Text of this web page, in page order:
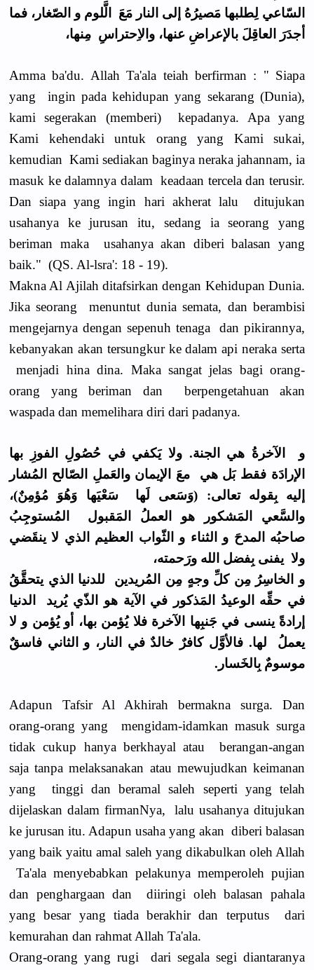
السّاعي لِطلبها مَصيرُهُ إلى النار مَعَ الَّلوم و الصّغار، فما
أجدَرَ العاقِلَ بالإعراضِ عنها، والاِحتراسِ مِنها،
Amma ba'du. Allah Ta'ala teiah berfirman : " Siapa
yang ingin pada kehidupan yang sekarang (Dunia),
kami segerakan (memberi) kepadanya. Apa yang
Kami kehendaki untuk orang yang Kami sukai,
kemudian Kami sediakan baginya neraka jahannam, ia
masuk ke dalamnya dalam keadaan tercela dan terusir.
Dan siapa yang ingin hari akherat lalu ditujukan
usahanya ke jurusan itu, sedang ia seorang yang
beriman maka usahanya akan diberi balasan yang
baik." (QS. Al-lsra': 18 - 19).
Makna Al Ajilah ditafsirkan dengan Kehidupan Dunia.
Jika seorang menuntut dunia semata, dan berambisi
mengejarnya dengan sepenuh tenaga dan pikirannya,
kebanyakan akan tersungkur ke dalam api neraka serta
menjadi hina dina. Maka sangat jelas bagi orang-
orang yang beriman dan berpengetahuan akan
waspada dan memelihara diri dari padanya.
و الآخرةُ هي الجنة. ولا يَكفي في حُصُولِ الفوزِ بها
الإرادَة فقط بَل هي معَ الإيمان والعَملِ الصّالح المُشار
إليه بِقوله تعالى: (وَسَعى لَها سَعْيَها وَهُوَ مُؤمِنٌ)،
والسَّعي المَشكور هو العملُ المَقبول المُستوجِبُ
صاحبُه المدحَ و الثناء و الثّواب العظيم الذي لا ينقَضي
ولا يفنى بِفضل الله ورَحمته،
و الخاسِرُ مِن كلِّ وجهٍ مِن المُريدين للدنيا الذي يتحقَّقُ
في حقِّه الوعيدُ المَذكور في الآية هو الذّي يُريد الدنيا
إرادةً ينسى في جَنبِها الآخرة فلا يُؤمن بها، أو يُؤمن و لا
يعملُ لها. فالأوَّل كافرٌ خالدٌ في النار، و الثاني فاسقٌ
موسومٌ بِالخَسار.
Adapun Tafsir Al Akhirah bermakna surga. Dan
orang-orang yang mengidam-idamkan masuk surga
tidak cukup hanya berkhayal atau berangan-angan
saja tanpa melaksanakan atau mewujudkan keimanan
yang tinggi dan beramal saleh seperti yang telah
dijelaskan dalam firmanNya, lalu usahanya ditujukan
ke jurusan itu. Adapun usaha yang akan diberi balasan
yang baik yaitu amal saleh yang dikabulkan oleh Allah
Ta'ala menyebabkan pelakunya memperoleh pujian
dan penghargaan dan diiringi oleh balasan pahala
yang besar yang tiada berakhir dan terputus dari
kemurahan dan rahmat Allah Ta'ala.
Orang-orang yang rugi dari segala segi diantaranya